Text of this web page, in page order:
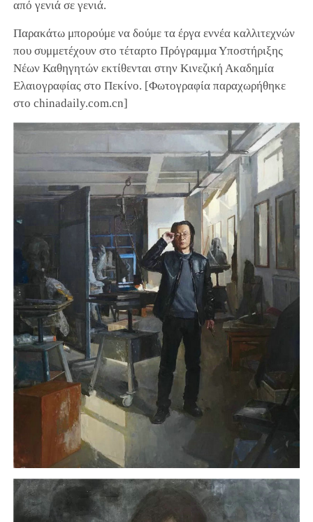
από γενιά σε γενιά.
Παρακάτω μπορούμε να δούμε τα έργα εννέα καλλιτεχνών
που συμμετέχουν στο τέταρτο Πρόγραμμα Υποστήριξης
Νέων Καθηγητών εκτίθενται στην Κινεζική Ακαδημία
Ελαιογραφίας στο Πεκίνο. [Φωτογραφία παραχωρήθηκε
στο chinadaily.com.cn]